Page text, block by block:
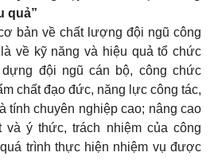
quả”
bản về chất lượng đội ngũ công
về kỹ năng và hiệu quả tổ chức
đội ngũ cán bộ, công chức
chất đạo đức, năng lực công tác,
tính chuyên nghiệp cao; nâng cao
ý thức, trách nhiệm của công
trình thực hiện nhiệm vụ được